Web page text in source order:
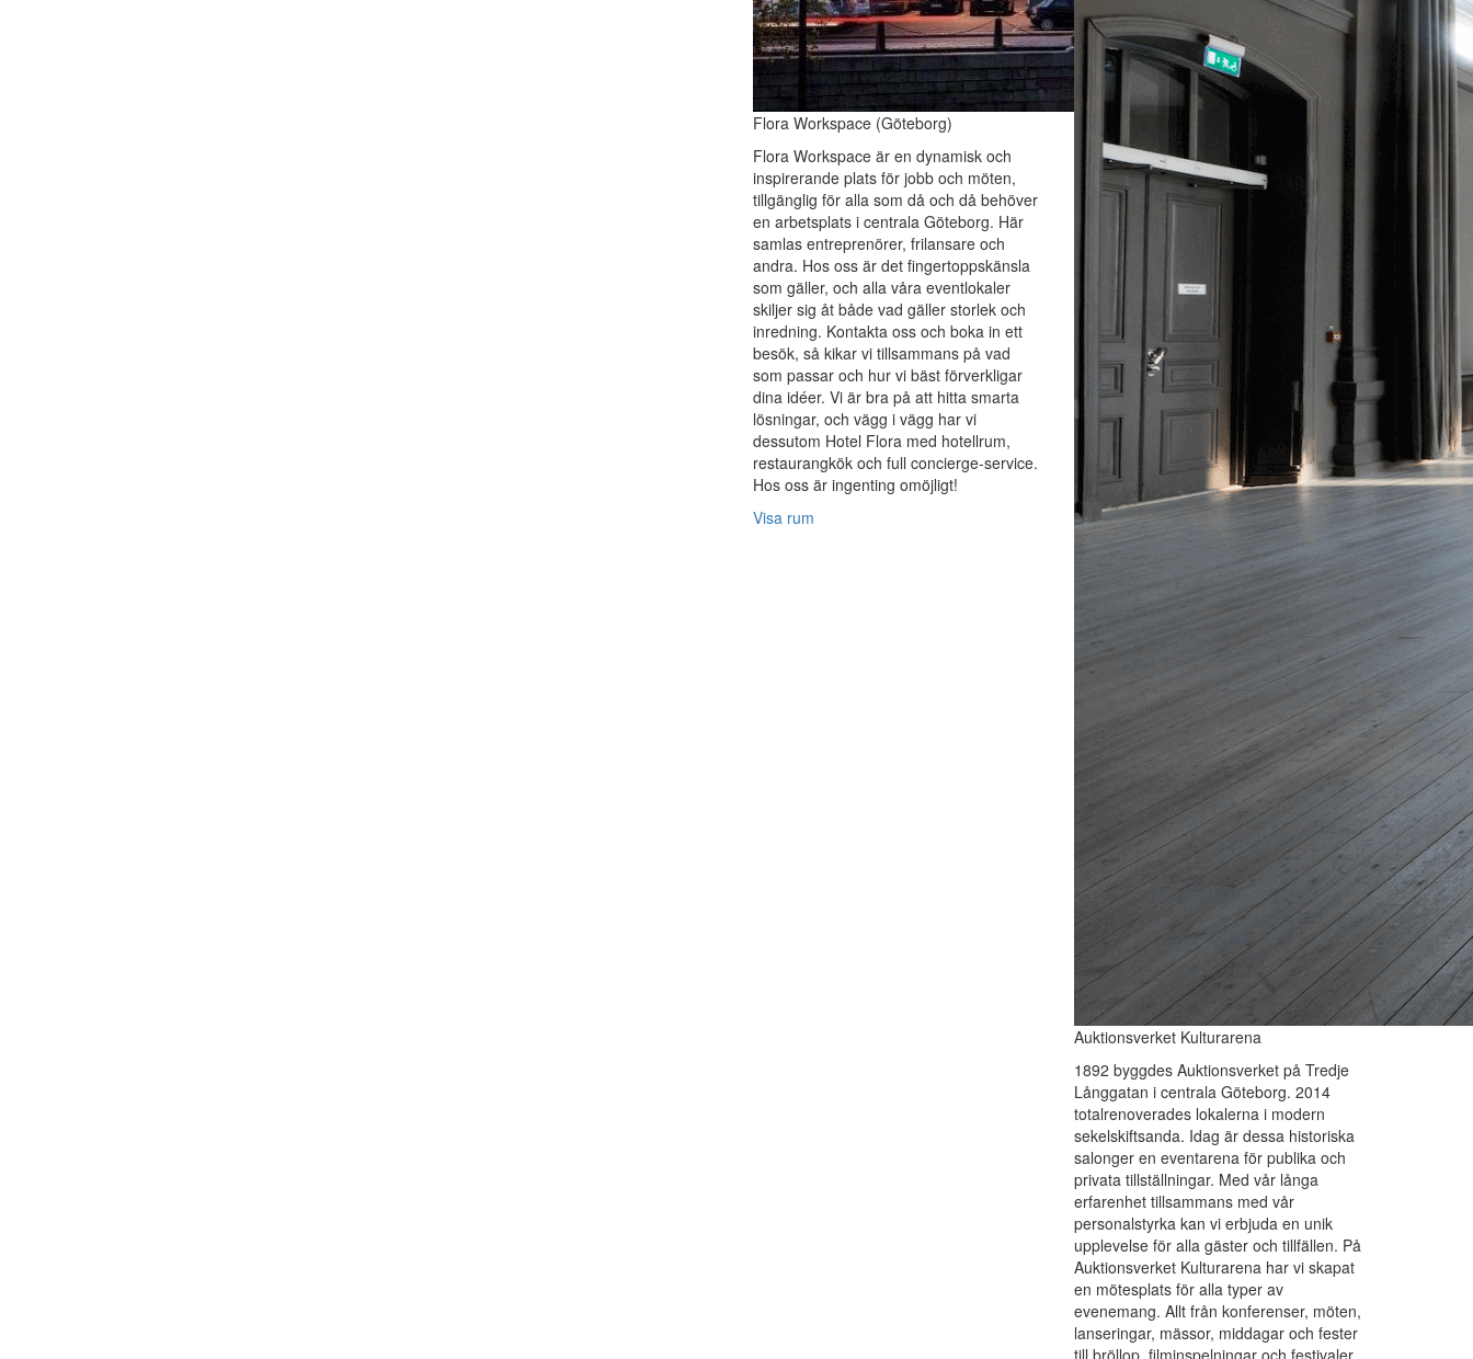
Flora Workspace (Göteborg)
Flora Workspace är en dynamisk och
inspirerande plats för jobb och möten,
tillgänglig för alla som då och då behöver
en arbetsplats i centrala Göteborg. Här
samlas entreprenörer, frilansare och
andra. Hos oss är det fingertoppskänsla
som gäller, och alla våra eventlokaler
skiljer sig åt både vad gäller storlek och
inredning. Kontakta oss och boka in ett
besök, så kikar vi tillsammans på vad
som passar och hur vi bäst förverkligar
dina idéer. Vi är bra på att hitta smarta
lösningar, och vägg i vägg har vi
dessutom Hotel Flora med hotellrum,
restaurangkök och full concierge-service.
Hos oss är ingenting omöjligt!
Visa rum
Auktionsverket Kulturarena
1892 byggdes Auktionsverket på Tredje
Långgatan i centrala Göteborg. 2014
totalrenoverades lokalerna i modern
sekelskiftsanda. Idag är dessa historiska
salonger en eventarena för publika och
privata tillställningar. Med vår långa
erfarenhet tillsammans med vår
personalstyrka kan vi erbjuda en unik
upplevelse för alla gäster och tillfällen. På
Auktionsverket Kulturarena har vi skapat
en mötesplats för alla typer av
evenemang. Allt från konferenser, möten,
lanseringar, mässor, middagar och fester